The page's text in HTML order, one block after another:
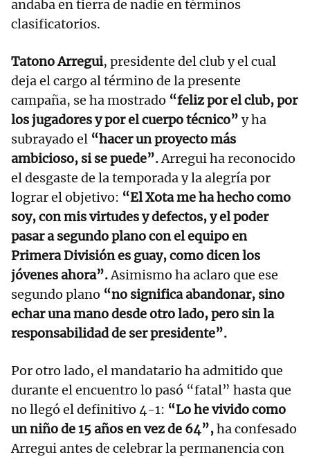
andaba en tierra de nadie en términos
clasificatorios.
Tatono Arregui, presidente del club y el cual
deja el cargo al término de la presente
campaña, se ha mostrado “feliz por el club, por
los jugadores y por el cuerpo técnico” y ha
subrayado el “hacer un proyecto más
ambicioso, si se puede”.Arregui ha reconocido
el desgaste de la temporada y la alegría por
lograr el objetivo: “El Xota me ha hecho como
soy, con mis virtudes y defectos, y el poder
pasar a segundo plano con el equipo en
Primera División es guay, como dicen los
jóvenes ahora”.Asimismo ha aclaro que ese
segundo plano “no significa abandonar, sino
echar una mano desde otro lado, pero sin la
responsabilidad de ser presidente”.
Por otro lado, el mandatario ha admitido que
durante el encuentro lo pasó “fatal” hasta que
no llegó el definitivo 4-1: “Lo he vivido como
un niño de 15 años en vez de 64”,ha confesado
Arregui antes de celebrar la permanencia con